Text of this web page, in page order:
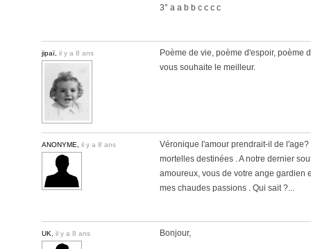
3° a a b b c c c c
jipaï, il y a 8 ans
Poème de vie, poème d'espoir, poème
vous souhaite le meilleur.
ANONYME, il y a 8 ans
Véronique l'amour prendrait-il de
mortelles destinées . A notre dernier
amoureux, vous de votre ange gardien
mes chaudes passions . Qui sait ?...
UK, il y a 8 ans Bonjour,